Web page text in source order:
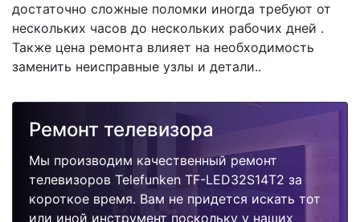
достаточно сложные поломки иногда требуют от
нескольких часов до нескольких рабочих дней .
Также цена ремонта влияет на необходимость
заменить неисправные узлы и детали..
Ремонт телевизора
Мы производим качественный ремонт
телевизоров Telefunken TF-LED32S14T2 за
короткое время. Вам не придется искать тот
или иной инструмент поскольку у наших